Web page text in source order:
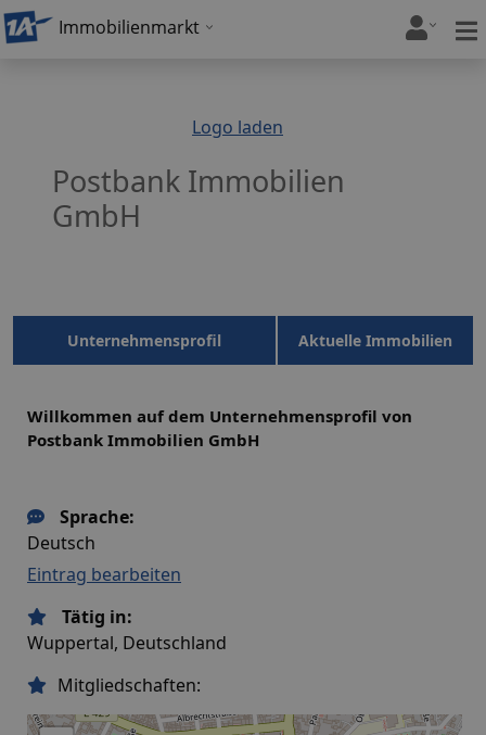
Immobilienmarkt
Logo laden
Postbank Immobilien
GmbH
Unternehmensprofil Aktuelle Immobilien
Willkommen auf dem Unternehmensprofil von
Postbank Immobilien GmbH
Sprache:
Deutsch
Eintrag bearbeiten
Tätig in:
Wuppertal, Deutschland
Mitgliedschaften: